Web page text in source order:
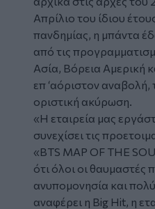
Απρίλιο του ίδιου
πανδημίας, η μπάντα
από τις
Ασία, Βόρεια Αμερική
επ ‘αόριστον αναβολή,
οριστική ακύρωση.
«Η εταιρεία μας
συνεχίσει τις
«BTS MAP OF THE
ότι όλοι οι θαυμαστές
ανυπομονησία και
αναφέρει η Big Hit, η